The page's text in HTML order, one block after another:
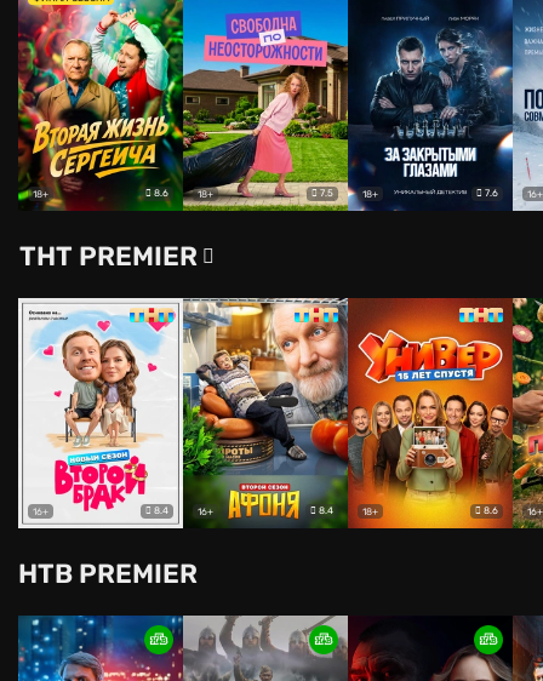
18+ 8.6 18+ 7.5 18+ 7.6 16+
ТНТ PREMIER
16+ 8.4 16+ 8.4 18+ 8.6 16+
НТВ PREMIER